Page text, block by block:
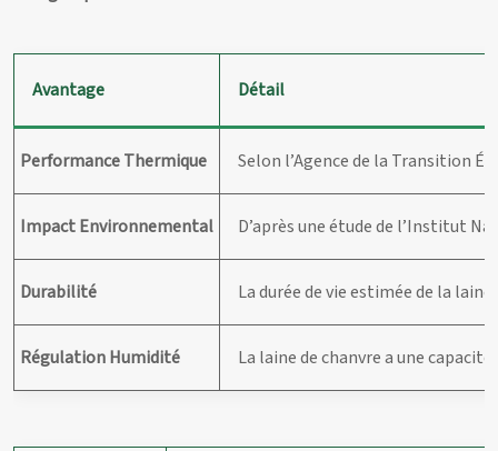
Avantage Détail
Performance Thermique Selon l’Agence de la Transition
Impact Environnemental D’après une étude de l’Institut
Durabilité La durée de vie estimée de la
Régulation Humidité La laine de chanvre a une